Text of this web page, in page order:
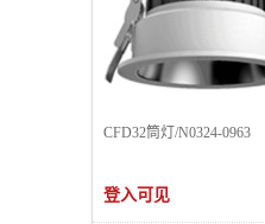
CFD32筒灯/N0324-0963
登入可见